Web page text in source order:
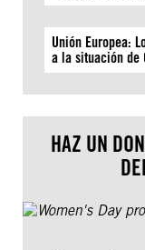
Unión Europea:
a la situación de
HAZ UN